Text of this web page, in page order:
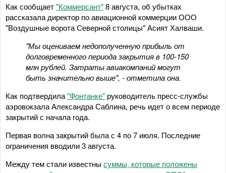
Как сообщает"Коммерсант"8 августа, об убытках
рассказала директор по авиационной коммерции ООО
"Воздушные ворота Северной столицы" Асият Халваши.
"Мы оцениваем недополученную прибыль от
долговременного периода закрытия в 100-150
млн рублей. Затраты авиакомпаний могут
быть значительно выше", - отметила она.
Как подтвердила"Фонтанке" руководитель пресс-службы
аэровокзала Александра Саблина, речь идет о всем периоде
закрытий с начала года.
Первая волна закрытий была с 4 по 7 июля. Последние
ограничения вводили 3 августа.
Между тем стали известны суммы, которые положены